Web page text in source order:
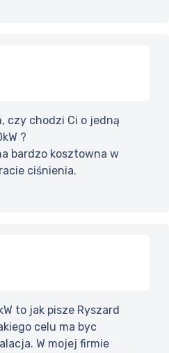
czy chodzi Ci o jedną
?
bardzo kosztowna w
ciśnienia.
to jak pisze Ryszard
celu ma byc
W mojej firmie